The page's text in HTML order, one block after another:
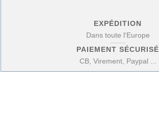
EXPÉDITION
Dans toute l'Europe
PAIEMENT SÉCURISÉ
CB, Virement, Paypal ...